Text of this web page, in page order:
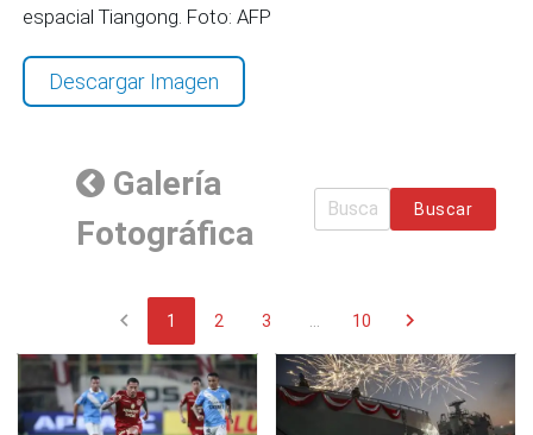
espacial Tiangong. Foto: AFP
Descargar Imagen
Galería
Fotográfica
Buscar
chevron_left 1 2 3 10 chevron_right